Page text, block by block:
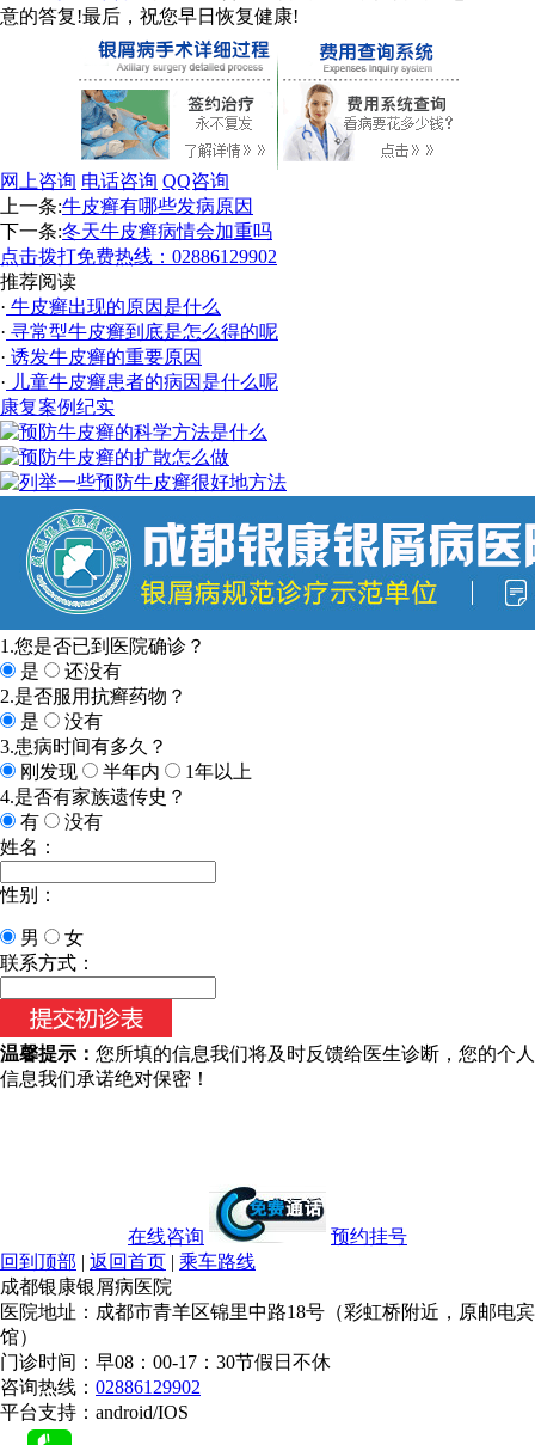
意的答复!最后，祝您早日恢复健康!
网上咨询 电话咨询 QQ咨询
上一条:牛皮癣有哪些发病原因
下一条:冬天牛皮癣病情会加重吗
点击拨打免费热线：02886129902
推荐阅读
· 牛皮癣出现的原因是什么
· 寻常型牛皮癣到底是怎么得的呢
· 诱发牛皮癣的重要原因
· 儿童牛皮癣患者的病因是什么呢
康复案例纪实
1.您是否已到医院确诊？
是
还没有
2.是否服用抗癣药物？
是
没有
3.患病时间有多久？
刚发现
半年内
1年以上
4.是否有家族遗传史？
有
没有
姓名：
性别：
男
女
今天日期：
联系方式：
温馨提示： 您所填的信息我们将及时反馈给医生诊断，您的个人
信息我们承诺绝对保密！
在线咨询
预约挂号
回到顶部 | 返回首页 | 乘车路线
成都银康银屑病医院
医院地址：成都市青羊区锦里中路18号（彩虹桥附近，原邮电宾
馆）
门诊时间：早08：00-17：30节假日不休
咨询热线： 02886129902
平台支持：android/IOS